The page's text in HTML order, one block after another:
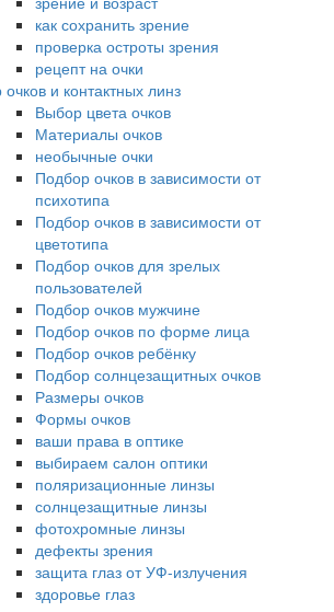
как сохранить зрение
проверка остроты зрения
рецепт на очки
и контактных линз
Выбор цвета очков
Материалы очков
необычные очки
Подбор очков в зависимости от
психотипа
Подбор очков в зависимости от
цветотипа
Подбор очков для зрелых
пользователей
Подбор очков мужчине
Подбор очков по форме лица
Подбор очков ребёнку
Подбор солнцезащитных очков
Размеры очков
Формы очков
ваши права в оптике
выбираем салон оптики
поляризационные линзы
солнцезащитные линзы
фотохромные линзы
дефекты зрения
защита глаз от УФ-излучения
здоровье глаз